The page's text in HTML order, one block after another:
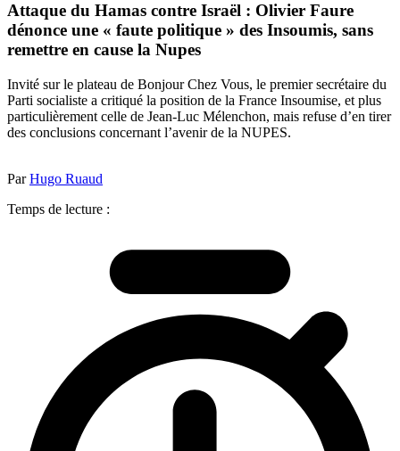
Attaque du Hamas contre Israël : Olivier Faure
dénonce une « faute politique » des Insoumis, sans
remettre en cause la Nupes
Invité sur le plateau de Bonjour Chez Vous, le premier secrétaire du
Parti socialiste a critiqué la position de la France Insoumise, et plus
particulièrement celle de Jean-Luc Mélenchon, mais refuse d’en tirer
des conclusions concernant l’avenir de la NUPES.
ParHugo Ruaud
Temps de lecture :